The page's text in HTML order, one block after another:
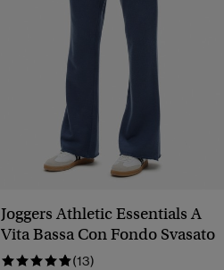
Joggers Athletic Essentials A
Vita Bassa Con Fondo Svasato
(13)